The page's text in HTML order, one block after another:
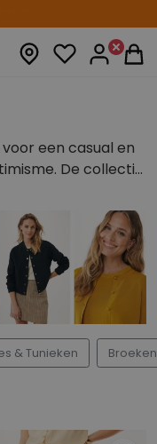
een casual en
De collectie
met trendy
Comfort,
in kleding die
& Tunieken